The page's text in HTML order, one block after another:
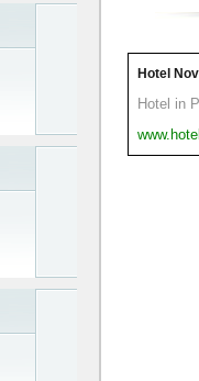
Hotel
Hotel in